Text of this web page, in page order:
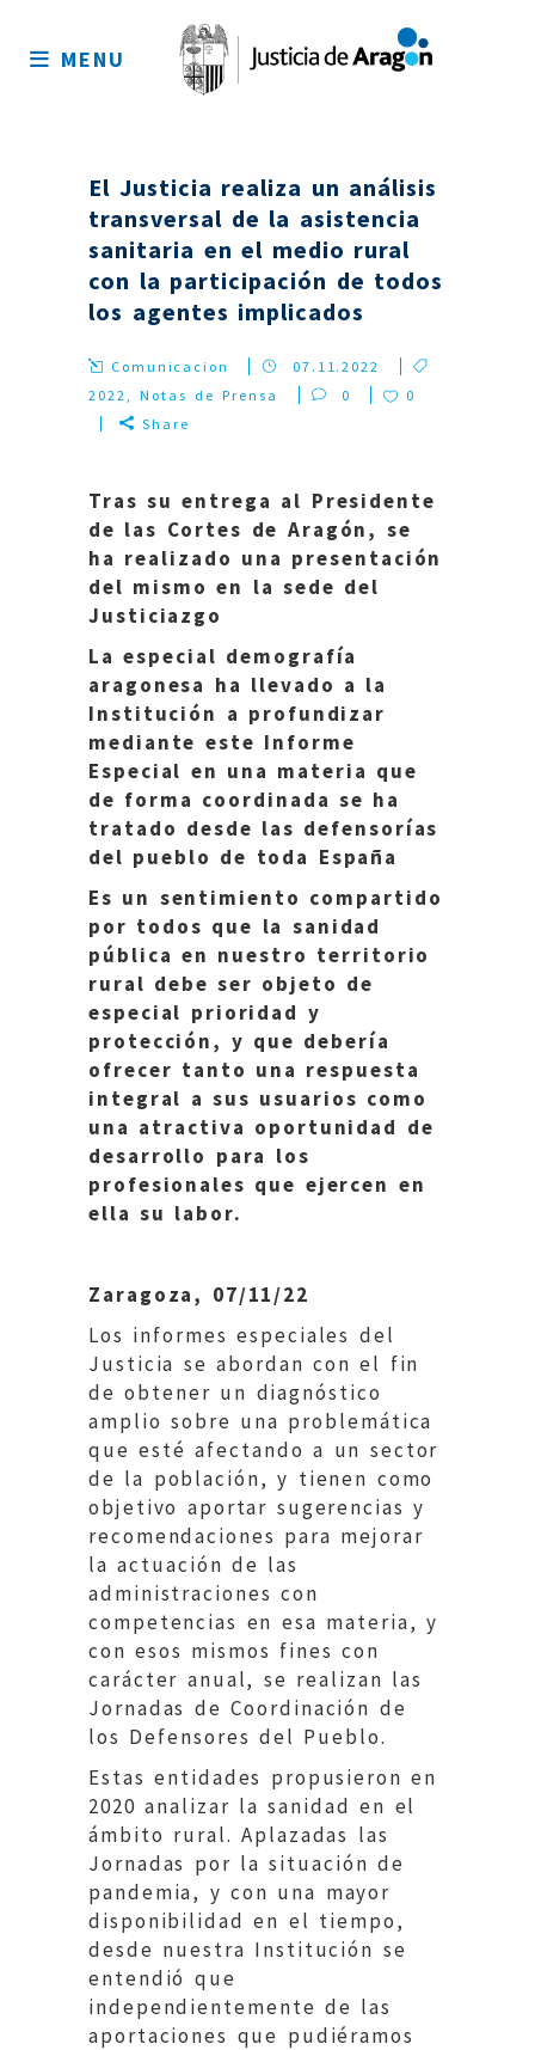
sitio
MENU
El Justicia realiza un análisis
transversal de la asistencia
sanitaria en el medio rural
con la participación de todos
los agentes implicados
Comunicacion
07.11.2022
2022,Notas de Prensa 0
0
Share
Tras su entrega al Presidente
de las Cortes de Aragón, se
ha realizado una presentación
del mismo en la sede del
Justiciazgo
La especial demografía
aragonesa ha llevado a la
Institución a profundizar
mediante este Informe
Especial en una materia que
de forma coordinada se ha
tratado desde las defensorías
del pueblo de toda España
Es un sentimiento compartido
por todos que la sanidad
pública en nuestro territorio
rural debe ser objeto de
especial prioridad y
protección, y que debería
ofrecer tanto una respuesta
integral a sus usuarios como
una atractiva oportunidad de
desarrollo para los
profesionales que ejercen en
ella su labor.
Zaragoza, 07/11/22
Los informes especiales del
Justicia se abordan con el fin
de obtener un diagnóstico
amplio sobre una problemática
que esté afectando a un sector
de la población, y tienen como
objetivo aportar sugerencias y
recomendaciones para mejorar
la actuación de las
administraciones con
competencias en esa materia, y
con esos mismos fines con
carácter anual, se realizan las
Jornadas de Coordinación de
los Defensores del Pueblo.
Estas entidades propusieron en
2020 analizar la sanidad en el
ámbito rural. Aplazadas las
Jornadas por la situación de
pandemia, y con una mayor
disponibilidad en el tiempo,
desde nuestra Institución se
entendió que
independientemente de las
aportaciones que pudiéramos